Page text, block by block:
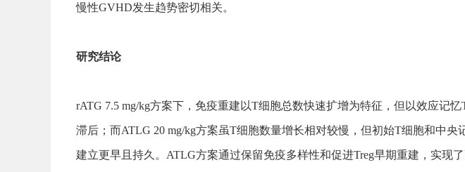
慢性GVHD发生趋势密切相关。
研究结论
rATG 7.5 mg/kg方案下，免疫重建以T细胞总数快速扩增为特征，但以效应记
滞后；而ATLG 20 mg/kg方案虽T细胞数量增长相对较慢，但初始T细胞和中央
建立更早且持久。ATLG方案通过保留免疫多样性和促进Treg早期重建，实现